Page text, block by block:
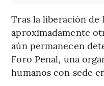
Tras la liberación de
aproximadamente
aún permanecen
Foro Penal, una
humanos con sede